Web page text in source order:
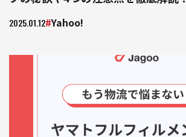
2025.01.12 Yahoo!